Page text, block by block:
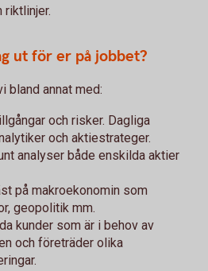
riktlinjer.
ut för er på jobbet?
bland annat med:
och risker. Dagliga
och aktiestrateger.
analyser både enskilda aktier
på makroekonomin som
geopolitik mm.
kunder som är i behov av
och företräder olika